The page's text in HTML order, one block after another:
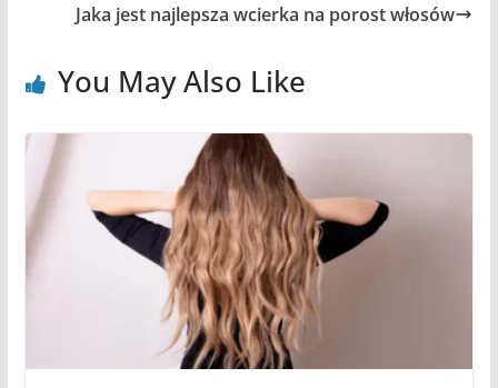
Jaka jest najlepsza wcierka na porost włosów
You May Also Like